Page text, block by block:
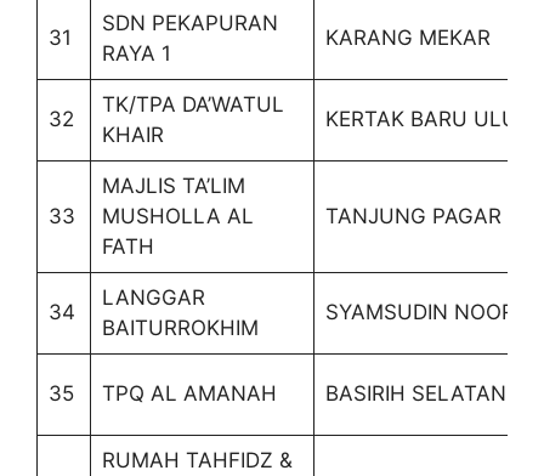
31
SDN PEKAPURAN
RAYA 1
KARANG MEKAR
32
TK/TPA DA’WATUL
KHAIR
KERTAK BARU ULU
33
MAJLIS TA’LIM
MUSHOLLA AL
FATH
TANJUNG PAGAR
34
LANGGAR
BAITURROKHIM
SYAMSUDIN NOOR
35 TPQ AL AMANAH BASIRIH SELATAN
RUMAH TAHFIDZ &